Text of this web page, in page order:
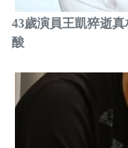
43歲演員王凱猝逝
酸